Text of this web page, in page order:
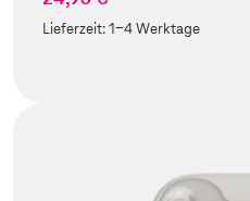
Lieferzeit:1-4 Werktage